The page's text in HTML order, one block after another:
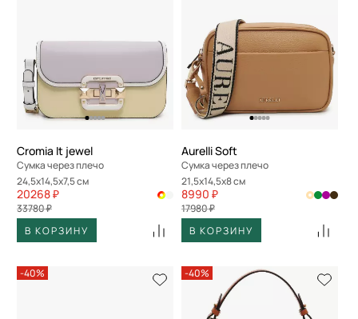
Cromia It jewel
Сумка через плечо
24,5x14,5x7,5 см
20268 ₽
33780 ₽
В КОРЗИНУ
Aurelli Soft
Сумка через плечо
21,5x14,5x8 см
8990 ₽
17980 ₽
В КОРЗИНУ
-40% -40%